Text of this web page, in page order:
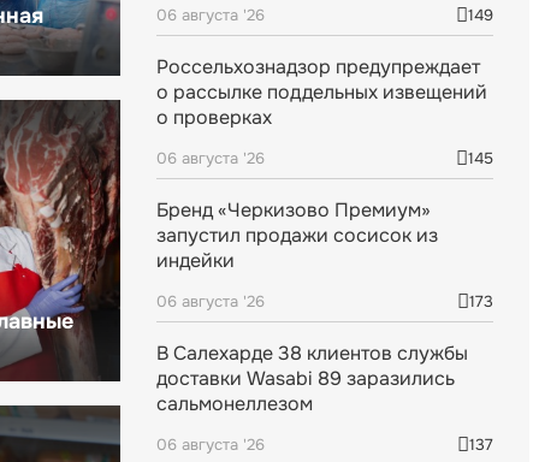
06 августа '26 149
Россельхознадзор предупреждает
о рассылке поддельных извещений
о проверках
06 августа '26 145
Бренд «Черкизово Премиум»
запустил продажи сосисок из
индейки
06 августа '26 173
В Салехарде 38 клиентов службы
доставки Wasabi 89 заразились
сальмонеллезом
06 августа '26 137